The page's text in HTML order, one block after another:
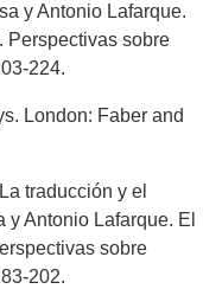
y Antonio Lafarque.
Perspectivas sobre
224.
London: Faber and
traducción y el
y Antonio Lafarque. El
sobre
202.